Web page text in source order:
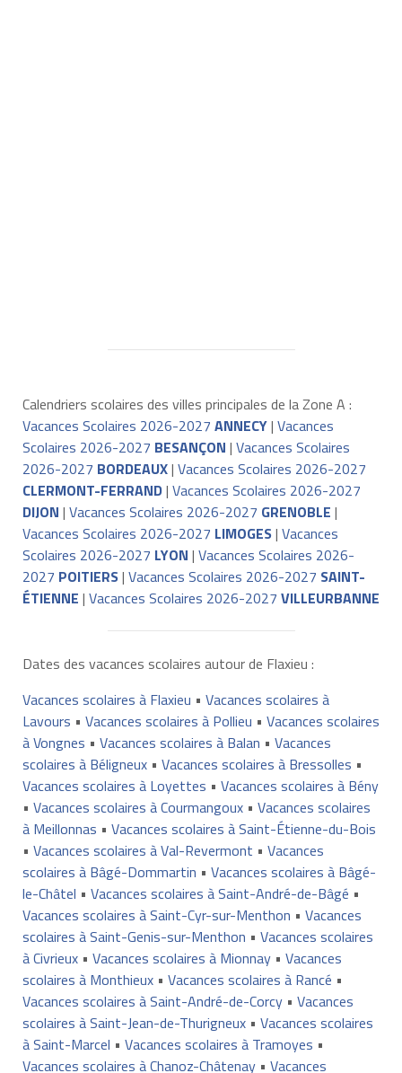
Calendriers scolaires des villes principales de la Zone A :
Vacances Scolaires 2026-2027 ANNECY| Vacances
Scolaires 2026-2027 BESANÇON | Vacances Scolaires
2026-2027 BORDEAUX| Vacances Scolaires 2026-2027
CLERMONT-FERRAND| Vacances Scolaires 2026-2027
DIJON | Vacances Scolaires 2026-2027 GRENOBLE |
Vacances Scolaires 2026-2027 LIMOGES| Vacances
Scolaires 2026-2027 LYON | Vacances Scolaires 2026-
2027 POITIERS| Vacances Scolaires 2026-2027 SAINT-
ÉTIENNE | Vacances Scolaires 2026-2027 VILLEURBANNE
Dates des vacances scolaires autour de Flaxieu :
Vacances scolaires à Flaxieu • Vacances scolaires à
Lavours • Vacances scolaires à Pollieu • Vacances scolaires
à Vongnes • Vacances scolaires à Balan • Vacances
scolaires à Béligneux• Vacances scolaires à Bressolles •
Vacances scolaires à Loyettes • Vacances scolaires à Bény
• Vacances scolaires à Courmangoux• Vacances scolaires
à Meillonnas • Vacances scolaires à Saint-Étienne-du-Bois
• Vacances scolaires à Val-Revermont • Vacances
scolaires à Bâgé-Dommartin • Vacances scolaires à Bâgé-
le-Châtel • Vacances scolaires à Saint-André-de-Bâgé •
Vacances scolaires à Saint-Cyr-sur-Menthon • Vacances
scolaires à Saint-Genis-sur-Menthon • Vacances scolaires
à Civrieux• Vacances scolaires à Mionnay• Vacances
scolaires à Monthieux• Vacances scolaires à Rancé •
Vacances scolaires à Saint-André-de-Corcy• Vacances
scolaires à Saint-Jean-de-Thurigneux• Vacances scolaires
à Saint-Marcel • Vacances scolaires à Tramoyes •
Vacances scolaires à Chanoz-Châtenay• Vacances